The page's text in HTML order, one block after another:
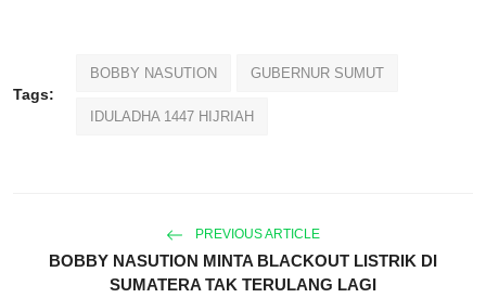
Tags:
BOBBY NASUTION GUBERNUR SUMUT
IDULADHA 1447 HIJRIAH
PREVIOUS ARTICLE
BOBBY NASUTION MINTA BLACKOUT LISTRIK DI
SUMATERA TAK TERULANG LAGI